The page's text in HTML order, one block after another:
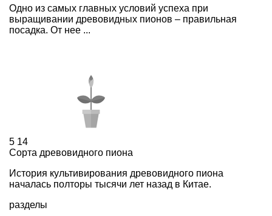
Одно из самых главных условий успеха при
выращивании древовидных пионов – правильная
посадка. От нее ...
5 14
Сорта древовидного пиона
История культивирования древовидного пиона
началась полторы тысячи лет назад в Китае.
разделы